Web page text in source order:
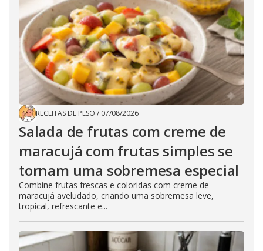
RECEITAS DE PESO / 07/08/2026
Salada de frutas com creme de
maracujá com frutas simples se
tornam uma sobremesa especial
Combine frutas frescas e coloridas com creme de
maracujá aveludado, criando uma sobremesa leve,
tropical, refrescante e...